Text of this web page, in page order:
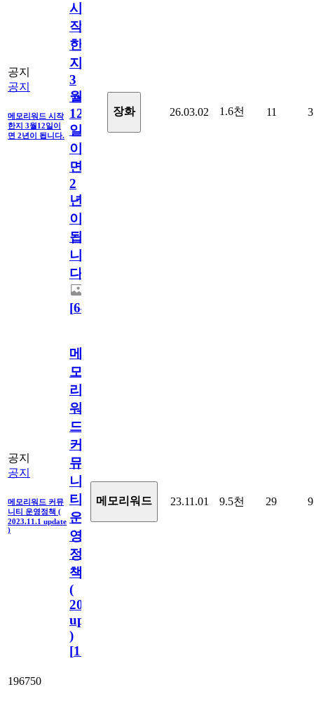
공지
공지
메모리워드 시작
한지 3월12일이
면 2년이 됩니다.
시
작
한
지
3
월
12
일
이
면
2
년
이
됩
니
다.
[64
장화 26.03.02 1.6천 11 3
공지
공지
메모리워드 커뮤
니티 운영정책 (
2023.11.1 update
)
메
모
리
워
드
커
뮤
니
티
운
영
정
책
(
2023.11.1
update
)
[110
메모리워드 23.11.01 9.5천 29 9
196750